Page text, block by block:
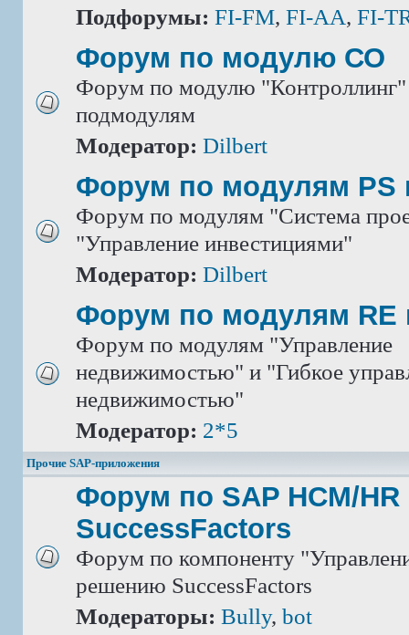
Подфорумы: FI-FM, FI-AA, FI-
Форум по модулю СО
Форум по модулю "Контроллинг"
подмодулям
Модератор: Dilbert
Форум по модулям PS
Форум по модулям "Система
"Управление инвестициями"
Модератор: Dilbert
Форум по модулям RE
Форум по модулям "Управление
недвижимостью" и "Гибкое
недвижимостью"
Модератор: 2*5
Прочие SAP-приложения
Форум по SAP HCM/HR
SuccessFactors
Форум по компоненту
решению SuccessFactors
Модераторы: Bully, bot